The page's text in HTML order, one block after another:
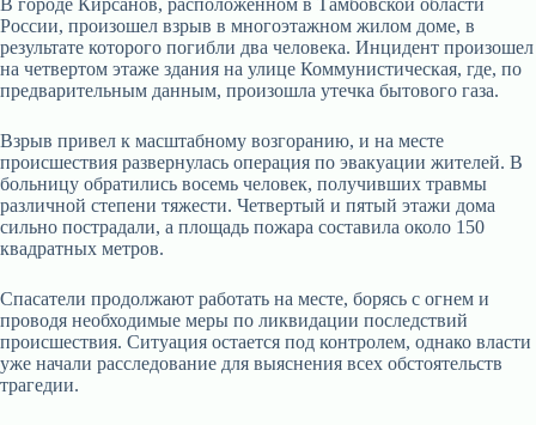
В городе Кирсанов, расположенном в Тамбовской области
России, произошел взрыв в многоэтажном жилом доме, в
результате которого погибли два человека. Инцидент произошел
на четвертом этаже здания на улице Коммунистическая, где, по
предварительным данным, произошла утечка бытового газа.
Взрыв привел к масштабному возгоранию, и на месте
происшествия развернулась операция по эвакуации жителей. В
больницу обратились восемь человек, получивших травмы
различной степени тяжести. Четвертый и пятый этажи дома
сильно пострадали, а площадь пожара составила около 150
квадратных метров.
Спасатели продолжают работать на месте, борясь с огнем и
проводя необходимые меры по ликвидации последствий
происшествия. Ситуация остается под контролем, однако власти
уже начали расследование для выяснения всех обстоятельств
трагедии.